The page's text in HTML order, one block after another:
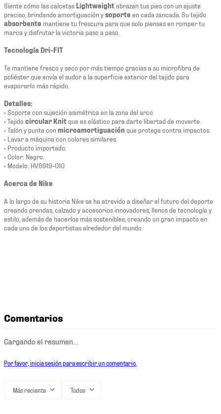
Siente cómo las calcetas Lightweightabrazan tus pies con un ajuste
preciso, brindando amortiguación ysoporte en cada zancada. Su tejido
absorbente mantiene tu frescura para que solo pienses en romper tu
marca y disfrutar la victoria paso a paso.
Tecnología Dri-FIT
Te mantiene fresco y seco por más tiempo gracias a su microfibra de
poliéster que envía el sudor a la superficie exterior del tejido para
evaporarlo más rápido.
Detalles:
• Soporte con sujeción asimétrica en la zona del arco.
• Tejido circular Knitque es elástico para darte libertad de moverte.
• Talón y punta conmicroamortiguaciónque protege contra impactos.
• Lavar a máquina con colores similares.
• Producto importado.
• Color: Negro.
• Modelo: HV6919-010
Acerca de Nike
A lo largo de su historia Nike se ha atrevido a diseñar el futuro del deporte
creando prendas, calzado y accesorios innovadores, llenos de tecnología y
estilo, además de hacerlos más sostenibles, creando un gran impacto en
cada uno de los deportistas alrededor del mundo.
Comentarios
Cargando el resumen…
Por favor, inicia sesión para escribir un comentario.
Más reciente Todos